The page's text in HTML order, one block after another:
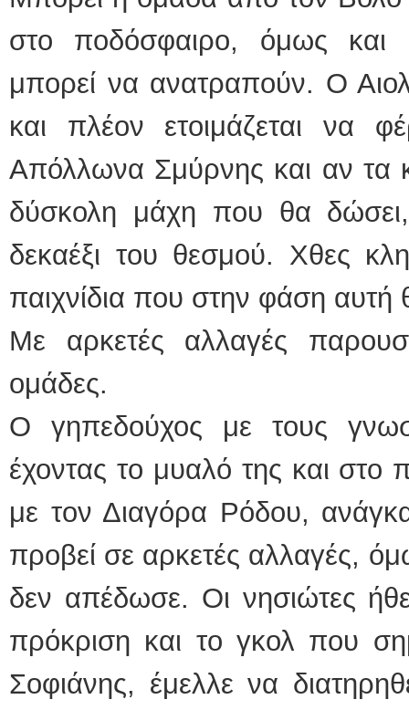
στο ποδόσφαιρο, όμως και
μπορεί να ανατραπούν. Ο
και πλέον ετοιμάζεται να
Απόλλωνα Σμύρνης και αν τα
δύσκολη μάχη που θα δώσει,
δεκαέξι του θεσμού. Χθες
παιχνίδια που στην φάση αυτή
Με αρκετές αλλαγές
ομάδες.
Ο γηπεδούχος με τους
έχοντας το μυαλό της και στο
με τον Διαγόρα Ρόδου,
προβεί σε αρκετές αλλαγές,
δεν απέδωσε. Οι νησιώτες
πρόκριση και το γκολ που
Σοφιάνης, έμελλε να